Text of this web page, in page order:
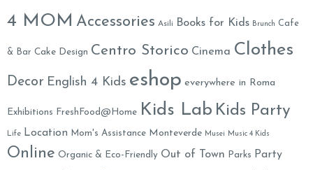
4 MOM Accessories Asili Books for Kids Brunch Cafe
& Bar Cake Design Centro Storico Cinema Clothes
Decor English 4 Kids eshop everywhere in Roma
Exhibitions FreshFood@Home Kids Lab Kids Party
Life Location Mom's Assistance Monteverde Musei Music 4 Kids
Online Organic & Eco-Friendly Out of Town Parks
Party